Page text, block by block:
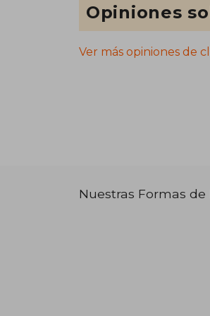
Opiniones
Ver más opiniones de
Nuestras Formas de